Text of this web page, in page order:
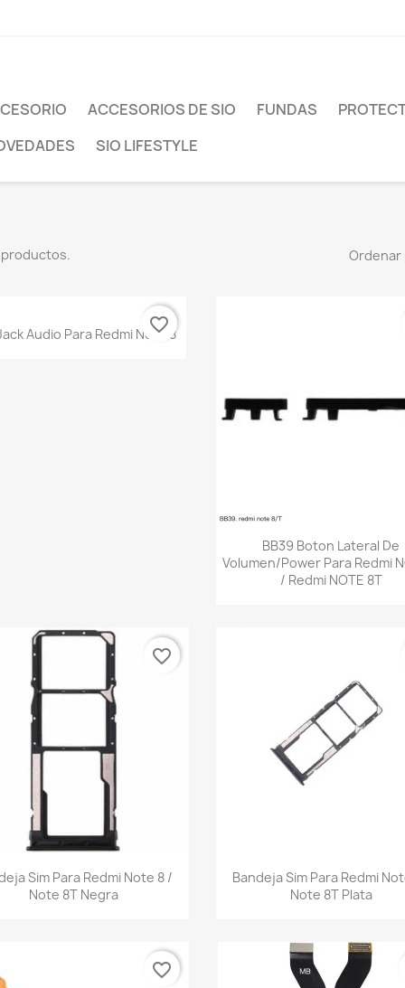
ACCESORIOS DE SIO FUNDAS
SIO LIFESTYLE
productos. Ordenar
Vista rápida
Audio Para Redmi Note 8
favorite_border
Vista rápida
BB39 Boton Lateral De
Volumen/Power Para Redmi
/ Redmi NOTE 8T
Vista rápida
Sim Para Redmi Note 8 /
Note 8T Negra
favorite_border
Vista rápida
Bandeja Sim Para Redmi
Note 8T Plata
favorite_border